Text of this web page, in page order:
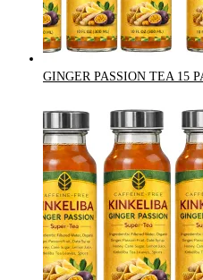
GINGER PASSION TEA 15